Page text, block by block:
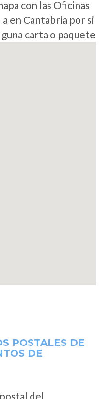
con las Oficinas
en Cantabria por si
carta o paquete
POSTALES DE
DE
del